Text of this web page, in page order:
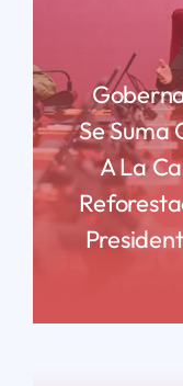
Se Suma
A La